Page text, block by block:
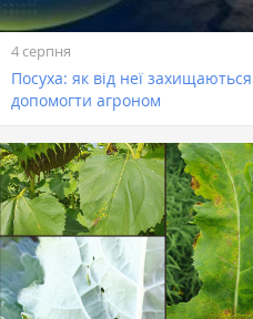
4 серпня
Посуха: як від неї
допомогти агроном